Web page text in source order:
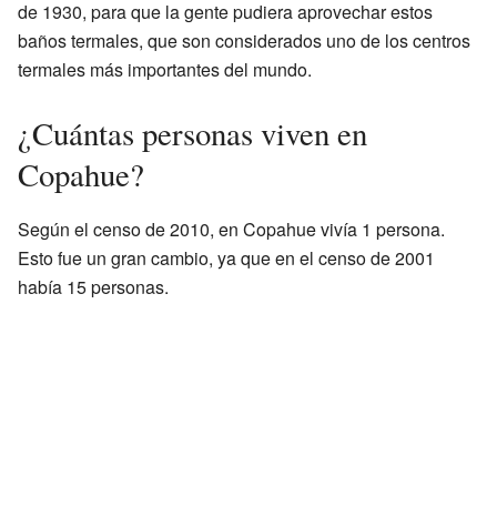
de 1930, para que la gente pudiera aprovechar estos
baños termales, que son considerados uno de los centros
termales más importantes del mundo.
¿Cuántas personas viven en
Copahue?
Según el censo de 2010, en Copahue vivía 1 persona.
Esto fue un gran cambio, ya que en el censo de 2001
había 15 personas.